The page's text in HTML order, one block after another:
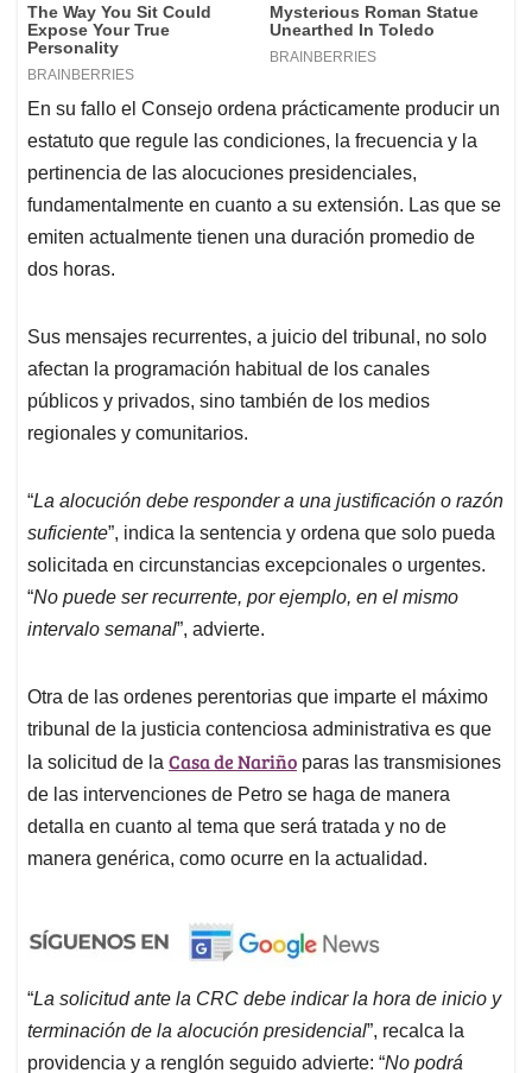
En su fallo el Consejo ordena prácticamente producir un
estatuto que regule las condiciones, la frecuencia y la
pertinencia de las alocuciones presidenciales,
fundamentalmente en cuanto a su extensión. Las que se
emiten actualmente tienen una duración promedio de
dos horas.
Sus mensajes recurrentes, a juicio del tribunal, no solo
afectan la programación habitual de los canales
públicos y privados, sino también de los medios
regionales y comunitarios.
“La alocución debe responder a una justificación o razón
suficiente”, indica la sentencia y ordena que solo pueda
solicitada en circunstancias excepcionales o urgentes.
“No puede ser recurrente, por ejemplo, en el mismo
intervalo semanal”, advierte.
Otra de las ordenes perentorias que imparte el máximo
tribunal de la justicia contenciosa administrativa es que
la solicitud de la Casa de Nariño paras las transmisiones
de las intervenciones de Petro se haga de manera
detalla en cuanto al tema que será tratada y no de
manera genérica, como ocurre en la actualidad.
“La solicitud ante la CRC debe indicar la hora de inicio y
terminación de la alocución presidencial”, recalca la
providencia y a renglón seguido advierte: “No podrá